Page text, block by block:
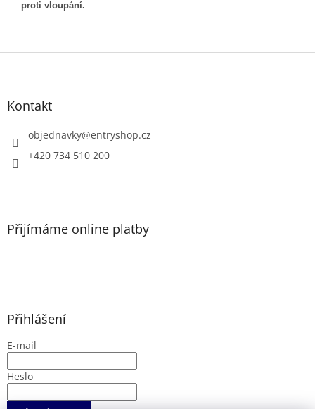
proti vloupání.
Z
Kontakt
objednavky@entryshop.cz
+420 734 510 200
Přijímáme online platby
Přihlášení
E-mail
Heslo